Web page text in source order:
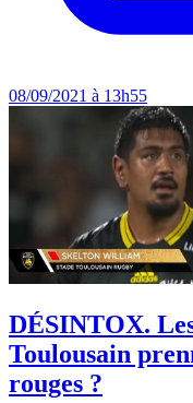
08/09/2021 à 13h55
DÉSINTOX.
Toulousain
rouges ?